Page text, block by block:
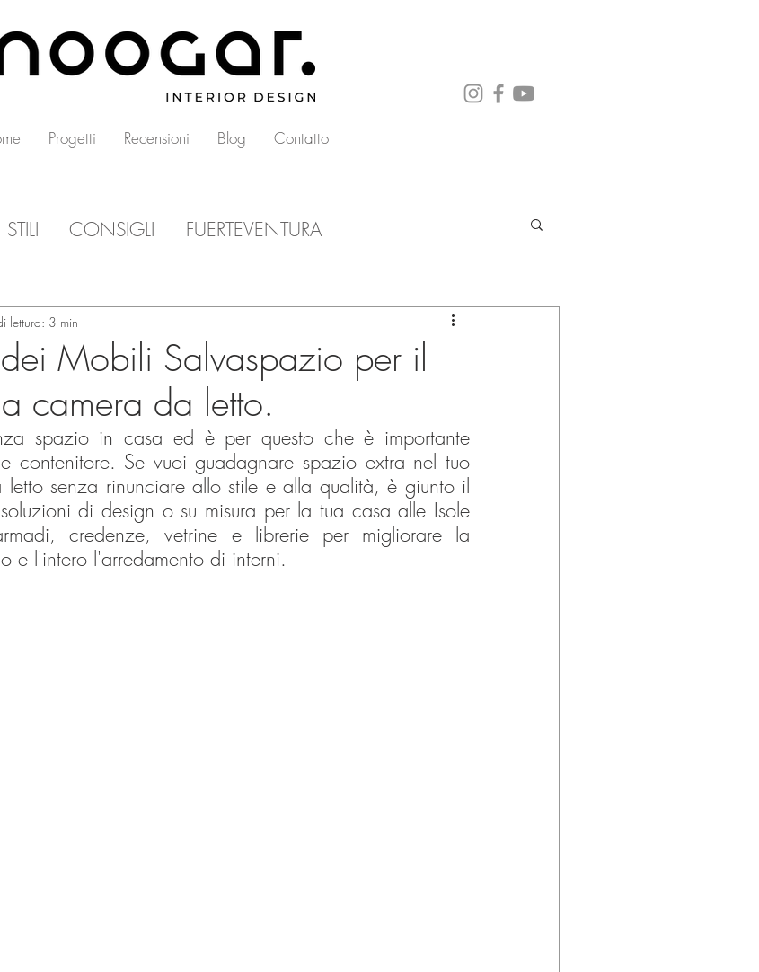
Progetti Recensioni Blog Contatto
Mobili Salvaspazio per il
camera da letto.
lettura: 3 min
spazio in casa ed è per questo che è importante
contenitore. Se vuoi guadagnare spazio extra nel tuo
senza rinunciare allo stile e alla qualità, è giunto il
di design o su misura per la tua casa alle Isole
credenze, vetrine e librerie per migliorare la
e l'intero l'arredamento di interni.
STILI CONSIGLI FUERTEVENTURA